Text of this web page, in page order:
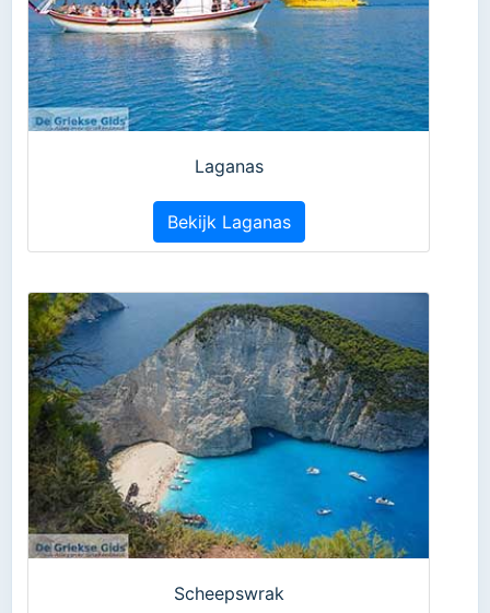
Laganas
Bekijk Laganas
Scheepswrak